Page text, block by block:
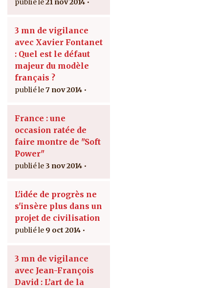
21 nov 2014
3 mn de vigilance
avec Xavier Fontanet
: Quel est le défaut
majeur du modèle
français ?
7 nov 2014
France : une
occasion ratée de
faire montre de "Soft
Power"
3 nov 2014
L'idée de progrès ne
s'insère plus dans un
projet de civilisation
9 oct 2014
3 mn de vigilance
avec Jean-François
David : L’art de la